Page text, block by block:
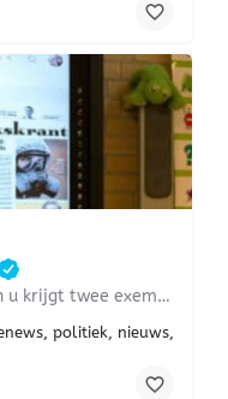
De Nieuwsservice voor docenten u krijgt twee exemplaren van de nieuwstitels per dag dit abonnement…
politiek, nieuws, lezen